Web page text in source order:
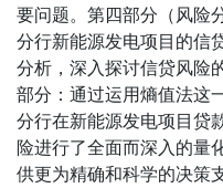
要问题。第四部分（风险
分行新能源发电项目的信
分析，深入探讨信贷风险
部分：通过运用熵值法这
分行在新能源发电项目贷
险进行了全面而深入的量
供更为精确和科学的决策